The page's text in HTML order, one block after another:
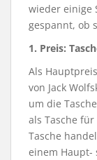
wieder einige
gespannt, ob
1. Preis:
Als
von Jack
um die
als Tasche
Tasche
einem Haupt-